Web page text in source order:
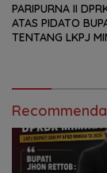
PARIPURNA II
ATAS PIDATO
TENTANG LKPJ